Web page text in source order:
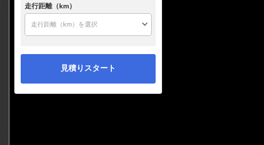
走行距離（km）
見積りスタート